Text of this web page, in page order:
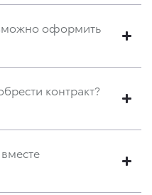
оформить
контракт?